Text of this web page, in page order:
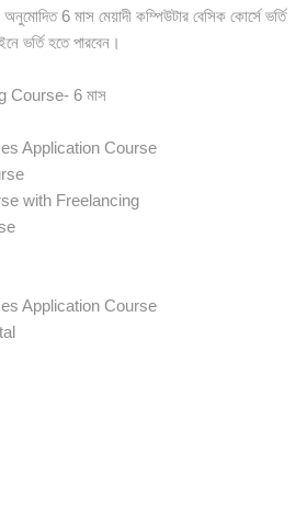
অনুমোদিত 6 মাস মেয়াদী কম্পিউটার বেসিক কোর্সে ভর্তি
ভর্তি হতে পারবেন।
Course- 6 মাস
Application Course
with Freelancing
Application Course